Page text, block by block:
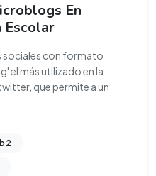
En
Escolar
sociales con formato
el más utilizado en la
que permite a un